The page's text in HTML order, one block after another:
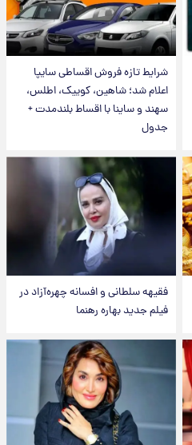
شرایط تازه فروش اقساطی سایپا
اعلام شد؛ شاهین، کوییک، اطلس،
سهند و ساینا با اقساط بلندمدت +
جدول
فقیهه سلطانی و افسانه چهره‌آزاد در
فیلم جدید بهاره رهنما